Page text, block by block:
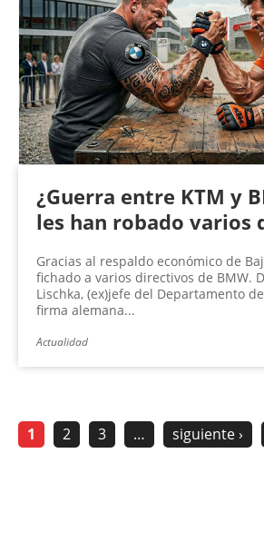
¿Guerra entre KTM y
les han robado varios
Gracias al respaldo económico de
fichado a varios directivos de BMW.
Lischka, (ex)jefe del Departamento
firma alemana...
Actualidad
1 2 3 … siguiente ›